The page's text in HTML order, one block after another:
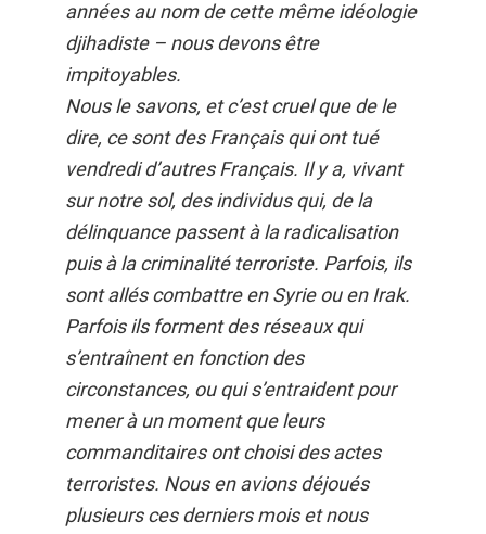
années au nom de cette même idéologie
djihadiste – nous devons être
impitoyables.
Nous le savons, et c’est cruel que de le
dire, ce sont des Français qui ont tué
vendredi d’autres Français. Il y a, vivant
sur notre sol, des individus qui, de la
délinquance passent à la radicalisation
puis à la criminalité terroriste. Parfois, ils
sont allés combattre en Syrie ou en Irak.
Parfois ils forment des réseaux qui
s’entraînent en fonction des
circonstances, ou qui s’entraident pour
mener à un moment que leurs
commanditaires ont choisi des actes
terroristes. Nous en avions déjoués
plusieurs ces derniers mois et nous